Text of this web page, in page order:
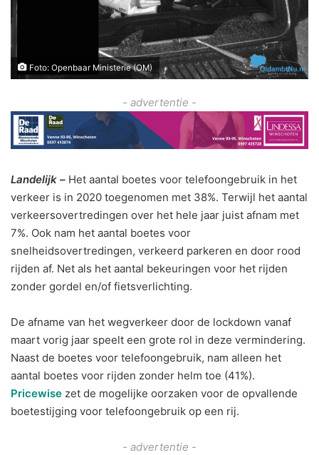
Foto: Openbaar Ministerie (OM)
- advertentie -
Landelijk – Het aantal boetes voor telefoongebruik in het
verkeer is in 2020 toegenomen met 38%. Terwijl het aantal
verkeersovertredingen over het hele jaar juist afnam met
7%. Ook nam het aantal boetes voor
snelheidsovertredingen, verkeerd parkeren en door rood
rijden af. Net als het aantal bekeuringen voor het rijden
zonder gordel en/of fietsverlichting.
De afname van het wegverkeer door de lockdown vanaf
maart vorig jaar speelt een grote rol in deze vermindering.
Naast de boetes voor telefoongebruik, nam alleen het
aantal boetes voor rijden zonder helm toe (41%).
Pricewise zet de mogelijke oorzaken voor de opvallende
boetestijging voor telefoongebruik op een rij.
- advertentie -